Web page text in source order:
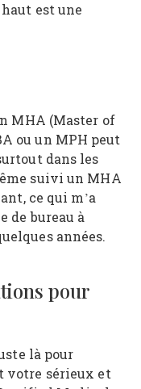
est une
MHA (Master of
ou un MPH peut
dans les
suivi un MHA
ce qui m’a
de bureau à
années.
pour
là pour
votre sérieux et